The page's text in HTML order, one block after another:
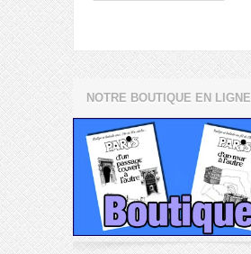
NOTRE BOUTIQUE EN LIGNE